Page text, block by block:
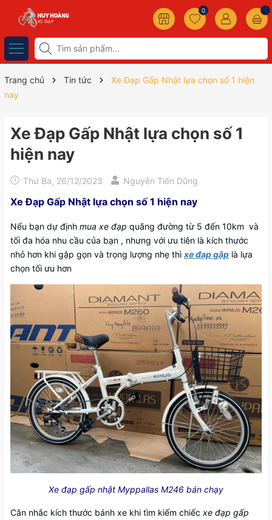
0
Trang chủ Tin tức
Xe Đạp Gấp Nhật lựa chọn số 1 hiện
nay
Xe Đạp Gấp Nhật lựa chọn số 1
hiện nay
Thứ Ba, 26/12/2023 Nguyễn Tiến Dũng
Xe Đạp Gấp Nhật lựa chọn số 1 hiện nay
Nếu bạn dự định mua xe đạp quãng đường từ 5 đến 10km và
tối đa hóa nhu cầu của bạn , nhưng với ưu tiên là kích thước
nhỏ hơn khi gập gọn và trọng lượng nhẹ thì xe đạp gập là lựa
chọn tối ưu hơn
Xe đạp gấp nhật Myppallas M246 bán chạy
Cân nhắc kích thước bánh xe khi tìm kiếm chiếc xe đạp gấp